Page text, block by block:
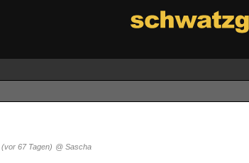
(vor 67 Tagen) @ Sascha